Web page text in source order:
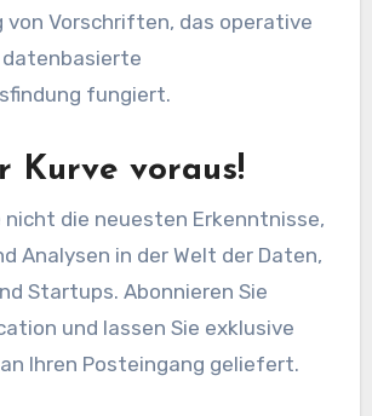
von Vorschriften, das operative
datenbasierte
fungiert.
Kurve voraus!
Analysen in der Welt der Daten,
Startups. Abonnieren Sie
und lassen Sie exklusive
Ihren Posteingang geliefert.